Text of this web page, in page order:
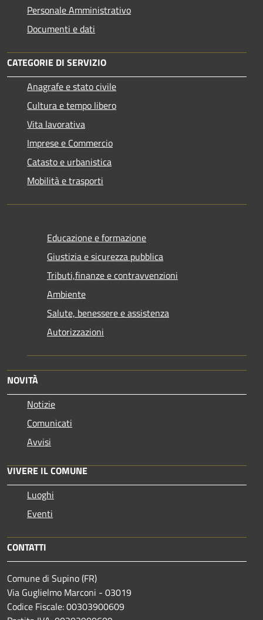
Personale Amministrativo
Documenti e dati
CATEGORIE DI SERVIZIO
Anagrafe e stato civile
Cultura e tempo libero
Vita lavorativa
Imprese e Commercio
Catasto e urbanistica
Mobilità e trasporti
Educazione e formazione
Giustizia e sicurezza pubblica
Tributi,finanze e contravvenzioni
Ambiente
Salute, benessere e assistenza
Autorizzazioni
NOVITÀ
Notizie
Comunicati
Avvisi
VIVERE IL COMUNE
Luoghi
Eventi
CONTATTI
Comune di Supino (FR)
Via Guglielmo Marconi - 03019
Codice Fiscale: 00303900609